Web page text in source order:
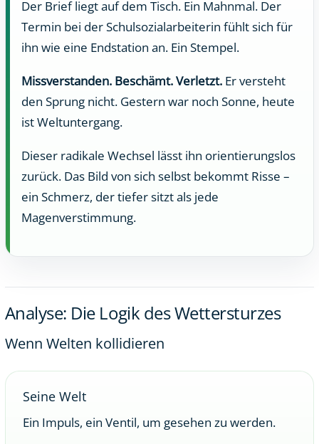
Der Brief liegt auf dem Tisch. Ein Mahnmal. Der
Termin bei der Schulsozialarbeiterin fühlt sich für
ihn wie eine Endstation an. Ein Stempel.
Missverstanden. Beschämt. Verletzt.Er versteht
den Sprung nicht. Gestern war noch Sonne, heute
ist Weltuntergang.
Dieser radikale Wechsel lässt ihn orientierungslos
zurück. Das Bild von sich selbst bekommt Risse –
ein Schmerz, der tiefer sitzt als jede
Magenverstimmung.
Analyse: Die Logik des Wettersturzes
Wenn Welten kollidieren
Seine Welt
Ein Impuls, ein Ventil, um gesehen zu werden.